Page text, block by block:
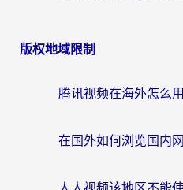
版权地域限制